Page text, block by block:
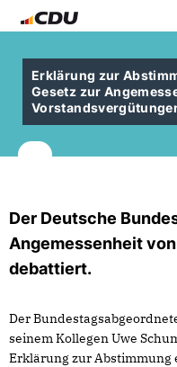
Erklärung zur
Gesetz zur
Der Deutsche
Angemessenheit
debattiert.
Der
seinem Kollegen Uwe
Erklärung zur Abstimmung